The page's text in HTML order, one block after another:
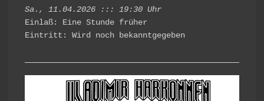
Sa., 11.04.2026 ::: 19:30 Uhr
Einlaß: Eine Stunde früher
Eintritt: Wird noch bekanntgegeben